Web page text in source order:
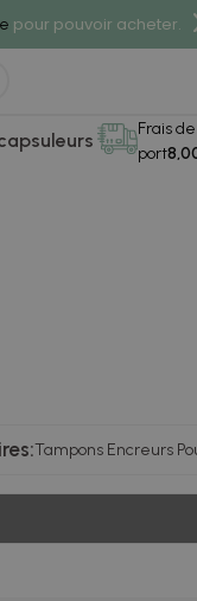
pour pouvoir acheter.
Frais de
port
Tampons Encreurs